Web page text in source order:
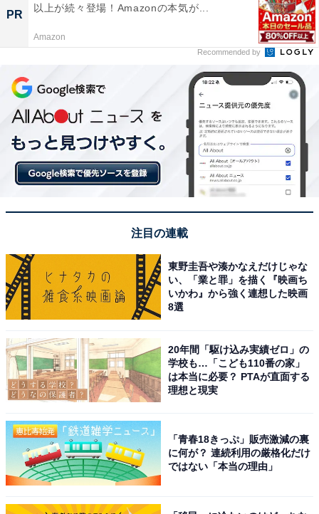
PR
以上が続々登場！Amazonの本気が...
Amazon
Recommended by
注目の連載
東野圭吾や湊かなえだけじゃな
い、「業と罪」を描く『映画ち
いかわ』から強く連想した映画
8選
20年間「駆け込み実績ゼロ」の
学校も…「こども110番の家」
は本当に必要？ PTAが直面する
理想と現実
「青春18きっぷ」販売激減の裏
に何が？ 連続利用の厳格化だけ
ではない「本当の理由」